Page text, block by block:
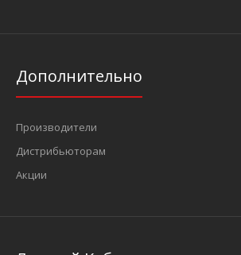
Дополнительно
Производители
Дистрибьюторам
Акции